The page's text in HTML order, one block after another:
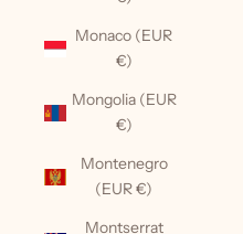
Monaco (EUR
€)
Mongolia (EUR
€)
Montenegro
(EUR €)
Montserrat